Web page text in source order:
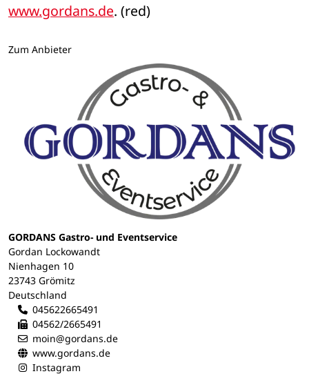
www.gordans.de. (red)
Zum Anbieter
GORDANS Gastro- und Eventservice
Gordan Lockowandt
Nienhagen 10
23743 Grömitz
Deutschland
045622665491
04562/2665491
moin@gordans.de
www.gordans.de
Instagram